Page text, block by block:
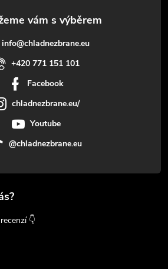
info@chladnezbrane.eu
+420 771 151 101
Facebook
chladnezbrane.eu/
Youtube
@chladnezbrane.eu
👇